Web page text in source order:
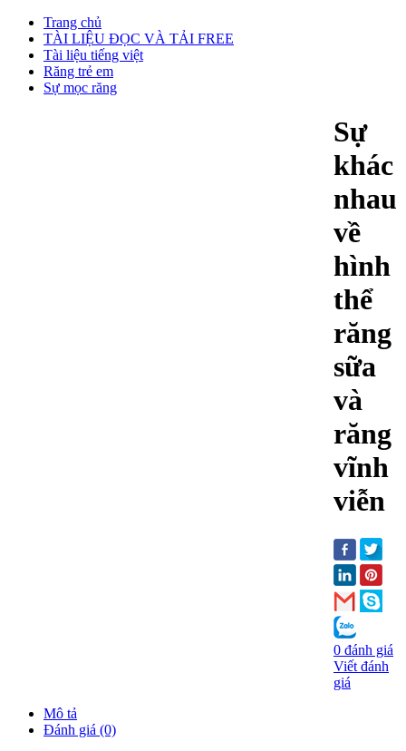
Trang chủ
TÀI LIỆU ĐỌC VÀ TẢI FREE
Tài liệu tiếng việt
Răng trẻ em
Sự mọc răng
Sự
khác
nhau
về
hình
thể
răng
sữa
và
răng
vĩnh
viễn
0 đánh giá
Viết đánh
giá
Mô tả
Đánh giá (0)